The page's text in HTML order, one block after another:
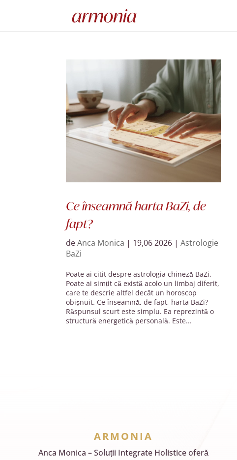
Ce înseamnă harta BaZi, de
fapt?
deAnca Monica | 19,06 2026 |Astrologie
BaZi
Poate ai citit despre astrologia chineză BaZi.
Poate ai simțit că există acolo un limbaj diferit,
care te descrie altfel decât un horoscop
obișnuit. Ce înseamnă, de fapt, harta BaZi?
Răspunsul scurt este simplu. Ea reprezintă o
structură energetică personală. Este...
ARMONIA
Anca Monica – Soluții Integrate Holistice oferă